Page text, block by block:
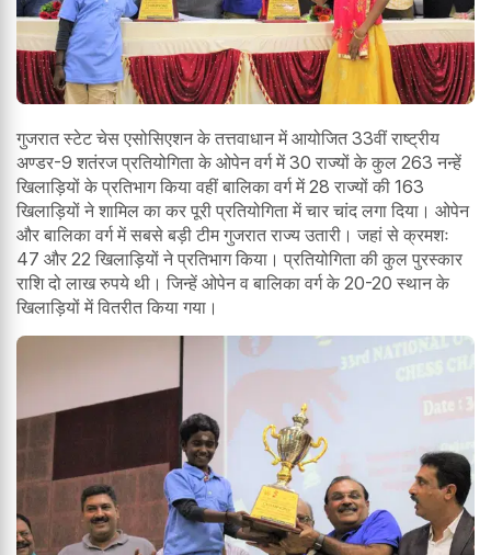
गुजरात स्टेट चेस एसोसिएशन के तत्तवाधान में आयोजित 33वीं राष्ट्रीय
अण्डर-9 शतंरज प्रतियोगिता के ओपेन वर्ग में 30 राज्यों के कुल 263 नन्हें
खिलाड़ियों के प्रतिभाग किया वहीं बालिका वर्ग में 28 राज्यों की 163
खिलाड़ियों ने शामिल का कर पूरी प्रतियोगिता में चार चांद लगा दिया। ओपेन
और बालिका वर्ग में सबसे बड़ी टीम गुजरात राज्य उतारी। जहां से क्रमशः
47 और 22 खिलाड़ियों ने प्रतिभाग किया। प्रतियोगिता की कुल पुरस्कार
राशि दो लाख रुपये थी। जिन्हें ओपेन व बालिका वर्ग के 20-20 स्थान के
खिलाड़ियों में वितरीत किया गया।